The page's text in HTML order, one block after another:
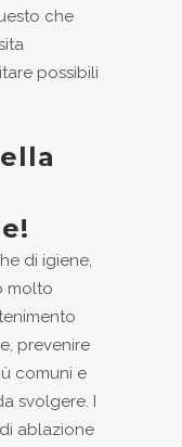
che
possibili
di igiene,
molto
prevenire
comuni e
svolgere. I
ablazione